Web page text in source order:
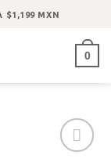
$1,199 MXN
0